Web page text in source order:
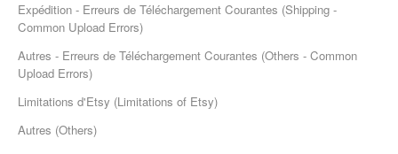
Expédition - Erreurs de Téléchargement Courantes (Shipping -
Common Upload Errors)
Autres - Erreurs de Téléchargement Courantes (Others - Common
Upload Errors)
Limitations d'Etsy (Limitations of Etsy)
Autres (Others)